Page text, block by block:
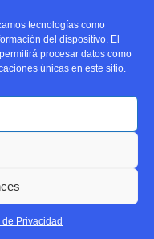
tecnologías como
del dispositivo. El
procesar datos como
únicas en este sitio.
de Privacidad